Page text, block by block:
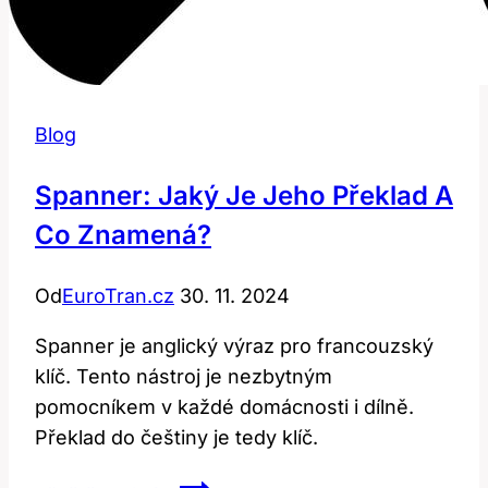
Blog
Spanner: Jaký Je Jeho Překlad A
Co Znamená?
OdEuroTran.cz 30. 11. 2024
Spanner je anglický výraz pro francouzský
klíč. Tento nástroj je nezbytným
pomocníkem v každé domácnosti i dílně.
Překlad do češtiny je tedy klíč.